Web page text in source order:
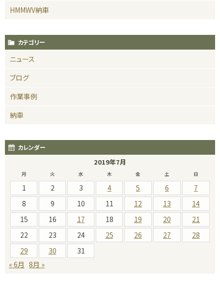
HMMWV納車
カテゴリー
ニュース
ブログ
作業事例
納車
カレンダー
2019年7月
月 火 水 木 金 土 日
1 2 3 4 5 6
7
8
9 10 11 12 13
14
15
16 17 18 19 20
21
22
23 24 25 26 27
28
29
30
31
« 6月 8月 »